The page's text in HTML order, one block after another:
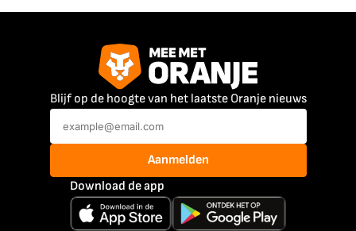
Blijf op de hoogte van het laatste Oranje nieuws
Aanmelden
Download de app